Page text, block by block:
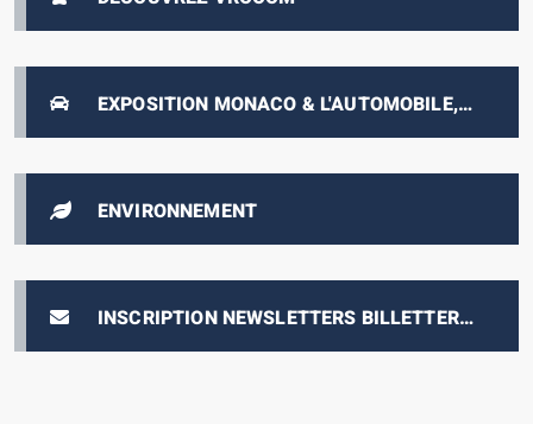
EXPOSITION MONACO & L'AUTOMOBILE,
DE 1893 À NOS JOURS
ENVIRONNEMENT
INSCRIPTION NEWSLETTERS BILLETTERIE
E-PRIX